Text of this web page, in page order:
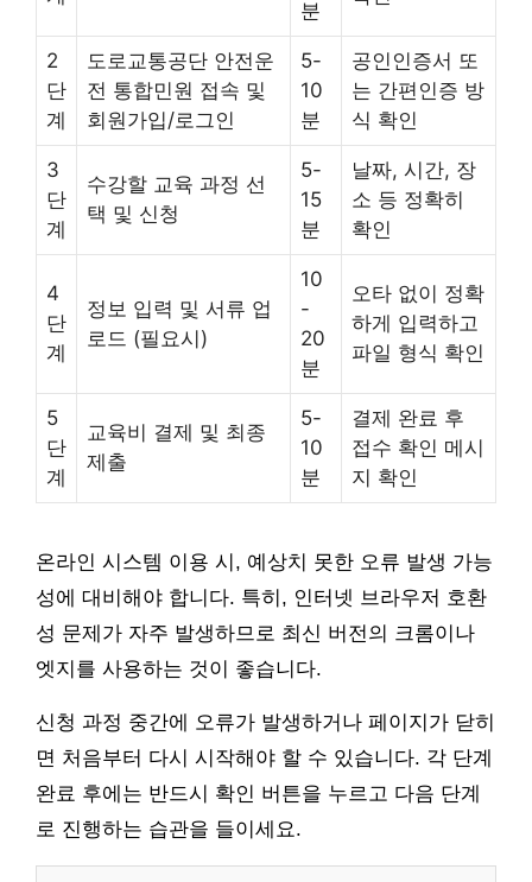
분
2
단
계
도로교통공단 안전운
전 통합민원 접속 및
회원가입/로그인
5-
10
분
공인인증서 또
는 간편인증 방
식 확인
3
단
계
수강할 교육 과정 선
택 및 신청
5-
15
분
날짜, 시간, 장
소 등 정확히
확인
4
단
계
정보 입력 및 서류 업
로드 (필요시)
10
-
20
분
오타 없이 정확
하게 입력하고
파일 형식 확인
5
단
계
교육비 결제 및 최종
제출
5-
10
분
결제 완료 후
접수 확인 메시
지 확인
온라인 시스템 이용 시, 예상치 못한 오류 발생 가능
성에 대비해야 합니다. 특히, 인터넷 브라우저 호환
성 문제가 자주 발생하므로 최신 버전의 크롬이나
엣지를 사용하는 것이 좋습니다.
신청 과정 중간에 오류가 발생하거나 페이지가 닫히
면 처음부터 다시 시작해야 할 수 있습니다. 각 단계
완료 후에는 반드시 확인 버튼을 누르고 다음 단계
로 진행하는 습관을 들이세요.